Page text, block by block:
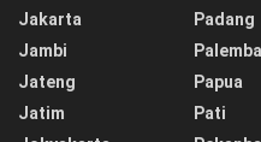
Jakarta
Jambi
Jateng
Jatim
Padang
Papua
Pati